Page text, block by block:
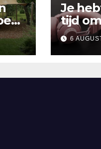
Je
tijd
aan te
2025
6